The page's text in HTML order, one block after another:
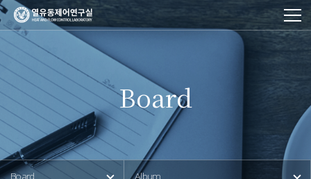
Board
사이트
이동